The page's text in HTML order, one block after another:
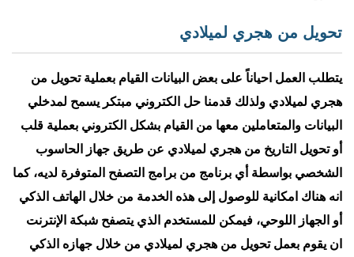
تحويل من هجري لميلادي
يتطلب العمل احياناً على بعض البيانات القيام بعملية تحويل من
هجري لميلادي ولذلك قدمنا حل الكتروني مبتكر يسمح لمدخلي
البيانات والمتعاملين معها من القيام بشكل الكتروني بعملية قلب
أو تحويل التاريخ من هجري لميلادي عن طريق جهاز الحاسوب
الشخصي بواسطة أي برنامج من برامج التصفح المتوفرة لديه، كما
انه هناك امكانية للوصول إلى هذه الخدمة من خلال الهاتف الذكي
أو الجهاز اللوحي، فيمكن للمستخدم الذي يتصفح شبكة الإنترنت
ان يقوم بعمل تحويل من هجري لميلادي من خلال جهازه الذكي